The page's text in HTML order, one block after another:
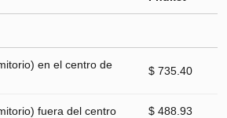
en el centro de
$ 735.40
fuera del centro $ 488.93